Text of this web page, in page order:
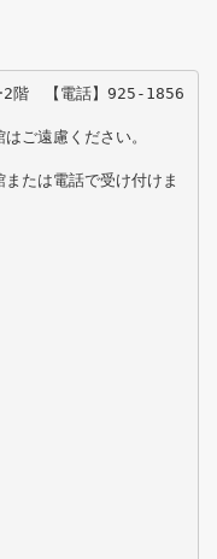
2階 【電話】925-1856
はご遠慮ください。
たは電話で受け付けま